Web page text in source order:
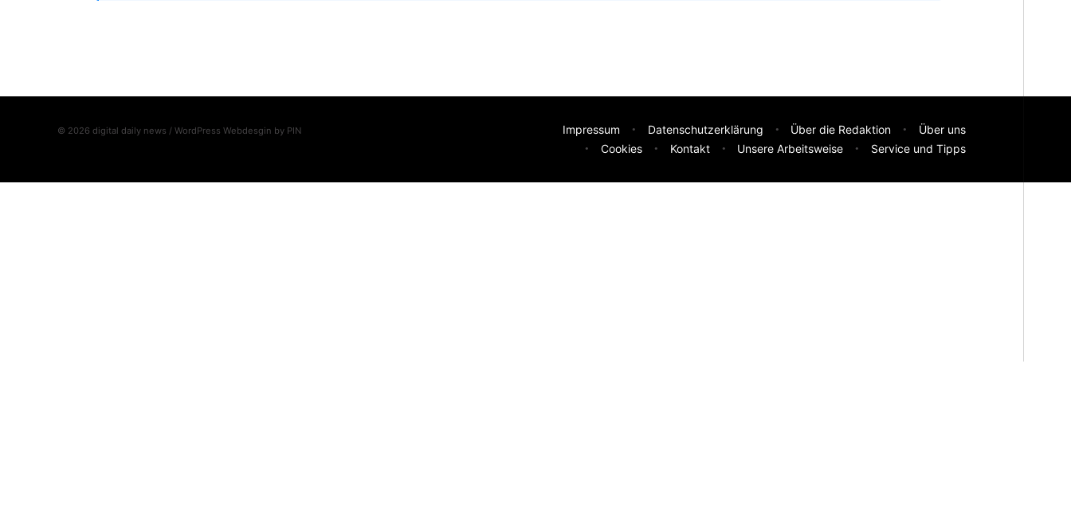
© 2026 digital daily news / WordPress Webdesgin by PIN Impressum Datenschutzerklärung Über die Redaktion
Über uns
Cookies
Kontakt Unsere Arbeitsweise Service und Tipps